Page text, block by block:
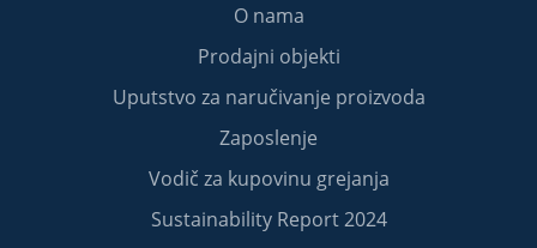
O nama
Prodajni objekti
Uputstvo za naručivanje proizvoda
Zaposlenje
Vodič za kupovinu grejanja
Sustainability Report 2024